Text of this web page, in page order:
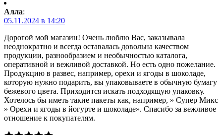
Алла:
05.11.2024 в 14:20
Дорогой мой магазин! Очень люблю Вас, заказывала
неоднократно и всегда оставалась довольна качеством
продукции, разнообразием и необычностью каталога,
оперативной и вежливой доставкой. Но есть одно пожелание.
Продукцию в развес, например, орехи и ягоды в шоколаде,
которую нужно подарить, вы упаковываете в обычную бумагу
бежевого цвета. Приходится искать подходящую упаковку.
Хотелось бы иметь такие пакеты как, например, » Супер Микс
» Орехи и ягоды в йогурте и шоколаде». Спасибо за вежливое
отношение к покупателям.